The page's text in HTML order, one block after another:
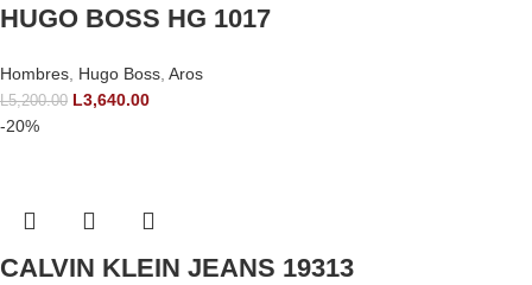
HUGO BOSS HG 1017
Hombres, Hugo Boss, Aros
L5,200.00 L3,640.00
-20%
CALVIN KLEIN JEANS 19313